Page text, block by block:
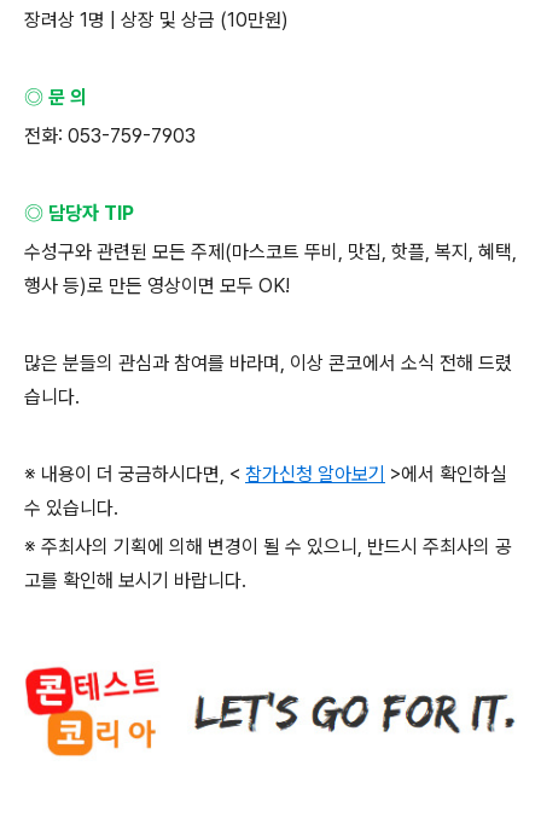
장려상 1명 상장 및 상금 (10만원)
◎ 문 의
전화: 053-759-7903
◎ 담당자 TIP
수성구와 관련된 모든 주제 (마스코트 뚜비 , 맛집, 핫플, 복지 , 혜택,
행사 등)로 만든 영상이면 모두 OK!
많은 분들의 관심과 참여를 바라며, 이상 콘코에서 소식 전해 드렸
습니다.
※ 내용이 더 궁금하시다면, < 참가신청 알아보기 >에서 확인하실
수 있습니다.
※ 주최사의 기획에 의해 변경이 될 수 있으니 , 반드시 주최사의 공
고를 확인해 보시기 바랍니다.